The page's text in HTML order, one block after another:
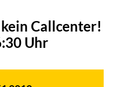
Callcenter!
Uhr